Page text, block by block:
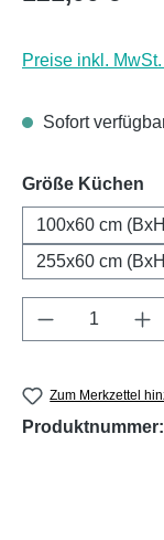
Preise inkl.
Sofort
Größe Küchen
100x60 cm
255x60 cm
Produkt
Zum Merkzettel
Produktnummer: